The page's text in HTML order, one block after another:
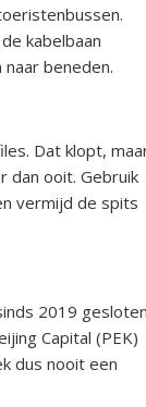
kabelbaan
beneden.
Dat klopt,
dan ooit. Gebruik
vermijd de spits
2019
Capital (PEK)
dus nooit een